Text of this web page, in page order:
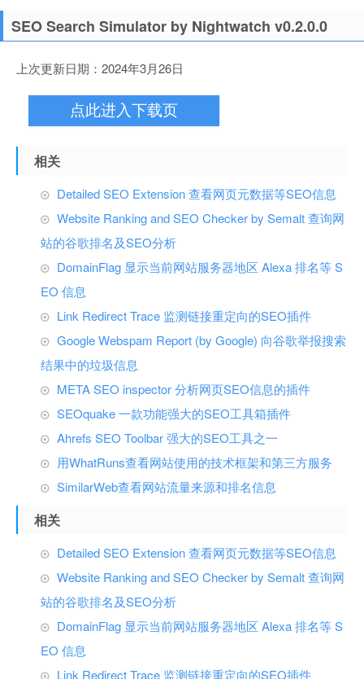
SEO Search Simulator by Nightwatch v0.2.0.0
上次更新日期：2024年3月26日
点此进入下载页
相关
Detailed SEO Extension 查看网页元数据等SEO信息
Website Ranking and SEO Checker by Semalt 查询网
站的谷歌排名及SEO分析
DomainFlag 显示当前网站服务器地区 Alexa 排名等 S
EO 信息
Link Redirect Trace 监测链接重定向的SEO插件
Google Webspam Report (by Google) 向谷歌举报搜索
结果中的垃圾信息
META SEO inspector 分析网页SEO信息的插件
SEOquake 一款功能强大的SEO工具箱插件
Ahrefs SEO Toolbar 强大的SEO工具之一
用WhatRuns查看网站使用的技术框架和第三方服务
SimilarWeb查看网站流量来源和排名信息
相关
Detailed SEO Extension 查看网页元数据等SEO信息
Website Ranking and SEO Checker by Semalt 查询网
站的谷歌排名及SEO分析
DomainFlag 显示当前网站服务器地区 Alexa 排名等 S
EO 信息
Link Redirect Trace 监测链接重定向的SEO插件